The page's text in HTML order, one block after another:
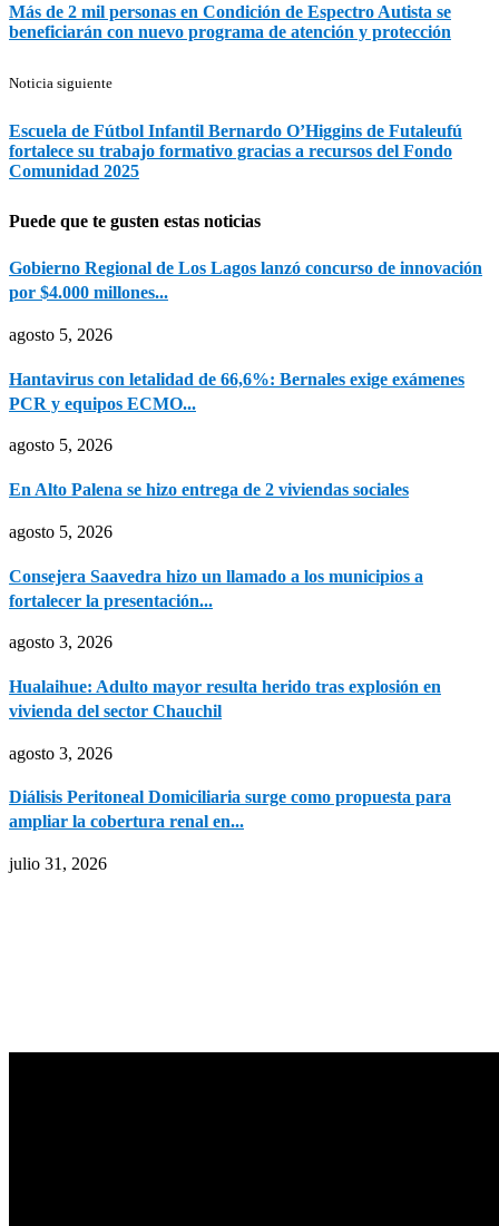
Más de 2 mil personas en Condición de Espectro Autista se
beneficiarán con nuevo programa de atención y protección
Noticia siguiente
Escuela de Fútbol Infantil Bernardo O’Higgins de Futaleufú
fortalece su trabajo formativo gracias a recursos del Fondo
Comunidad 2025
Puede que te gusten estas noticias
Gobierno Regional de Los Lagos lanzó concurso de innovación
por $4.000 millones...
agosto 5, 2026
Hantavirus con letalidad de 66,6%: Bernales exige exámenes
PCR y equipos ECMO...
agosto 5, 2026
En Alto Palena se hizo entrega de 2 viviendas sociales
agosto 5, 2026
Consejera Saavedra hizo un llamado a los municipios a
fortalecer la presentación...
agosto 3, 2026
Hualaihue: Adulto mayor resulta herido tras explosión en
vivienda del sector Chauchil
agosto 3, 2026
Diálisis Peritoneal Domiciliaria surge como propuesta para
ampliar la cobertura renal en...
julio 31, 2026